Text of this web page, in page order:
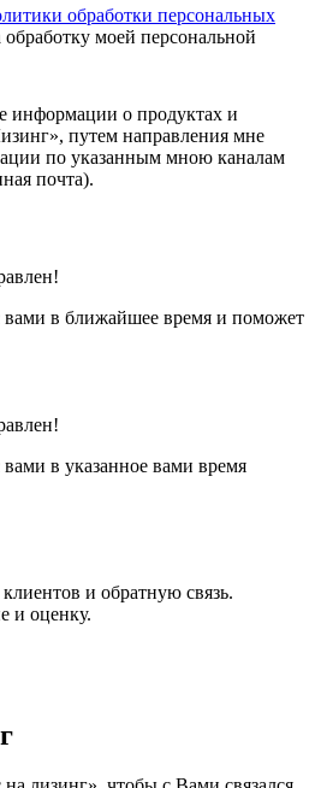
обработки персональных
обработку моей персональной
информации о продуктах и
путем направления мне
по указанным мною каналам
почта).
в ближайшее время и поможет
в указанное вами время
и обратную связь.
и оценку.